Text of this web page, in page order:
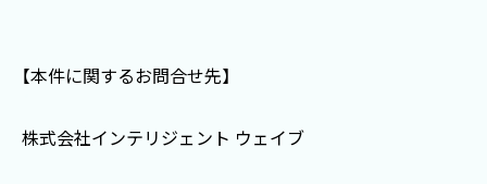
【本件に関するお問合せ先】
株式会社インテリジェント ウェイブ